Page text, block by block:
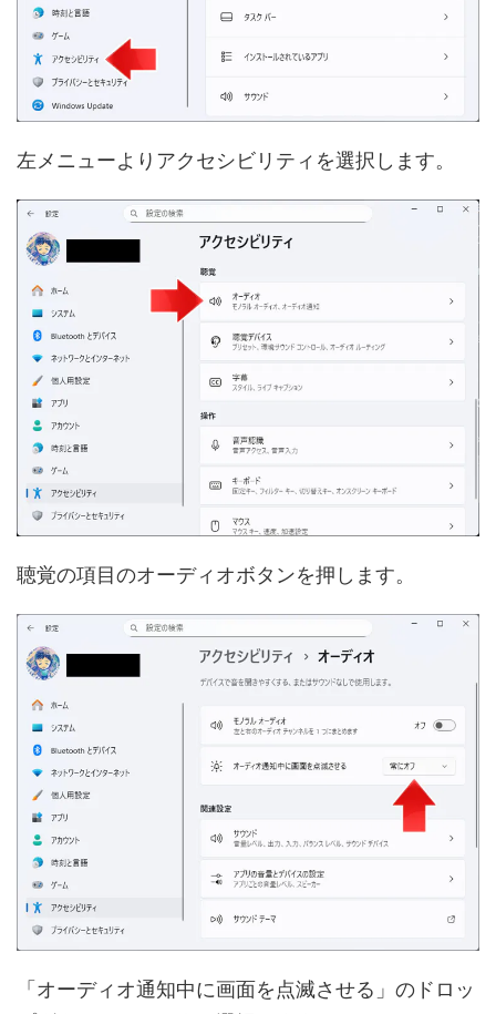
左メニューよりアクセシビリティを選択します。
聴覚の項目のオーディオボタンを押します。
「オーディオ通知中に画面を点滅させる」のドロッ